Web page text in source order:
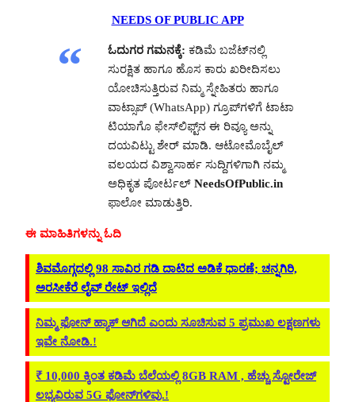
NEEDS OF PUBLIC APP
ಓದುಗರ ಗಮನಕ್ಕೆ: ಕಡಿಮೆ ಬಜೆಟ್‌ನಲ್ಲಿ
ಸುರಕ್ಷಿತ ಹಾಗೂ ಹೊಸ ಕಾರು ಖರೀದಿಸಲು
ಯೋಚಿಸುತ್ತಿರುವ ನಿಮ್ಮ ಸ್ನೇಹಿತರು ಹಾಗೂ
ವಾಟ್ಸಾಪ್ (WhatsApp) ಗ್ರೂಪ್‌ಗಳಿಗೆ ಟಾಟಾ
ಟಿಯಾಗೊ ಫೇಸ್‌ಲಿಫ್ಟ್‌ನ ಈ ರಿವ್ಯೂ ಅನ್ನು
ದಯವಿಟ್ಟು ಶೇರ್ ಮಾಡಿ. ಆಟೋಮೊಬೈಲ್
ವಲಯದ ವಿಶ್ವಾಸಾರ್ಹ ಸುದ್ದಿಗಳಿಗಾಗಿ ನಮ್ಮ
ಅಧಿಕೃತ ಪೋರ್ಟಲ್ NeedsOfPublic.in
ಫಾಲೋ ಮಾಡುತ್ತಿರಿ.
ಈ ಮಾಹಿತಿಗಳನ್ನು ಓದಿ
ಶಿವಮೊಗ್ಗದಲ್ಲಿ 98 ಸಾವಿರ ಗಡಿ ದಾಟಿದ ಅಡಿಕೆ ಧಾರಣೆ; ಚನ್ನಗಿರಿ,
ಅರಸೀಕೆರೆ ಲೈವ್ ರೇಟ್ ಇಲ್ಲಿದೆ
ನಿಮ್ಮ ಫೋನ್ ಹ್ಯಾಕ್ ಆಗಿದೆ ಎಂದು ಸೂಚಿಸುವ 5 ಪ್ರಮುಖ ಲಕ್ಷಣಗಳು
ಇವೇ ನೋಡಿ.!
₹ 10,000 ಕ್ಕಿಂತ ಕಡಿಮೆ ಬೆಲೆಯಲ್ಲಿ 8GB RAM , ಹೆಚ್ಚು ಸ್ಟೋರೇಜ್‌
ಲಭ್ಯವಿರುವ 5G ಫೋನ್‌ಗಳಿವು.!